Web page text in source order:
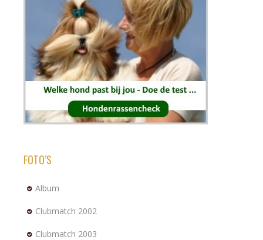
FOTO’S
Album
Clubmatch 2002
Clubmatch 2003